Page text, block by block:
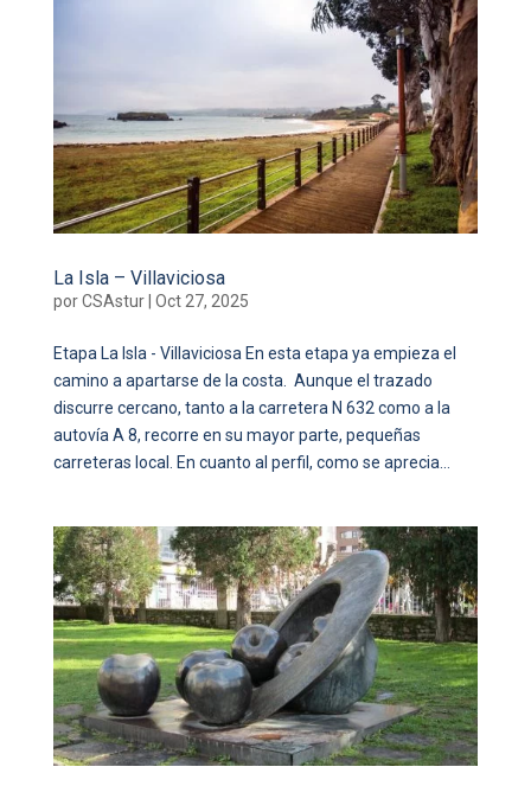
La Isla – Villaviciosa
porCSAstur| Oct 27, 2025
Etapa La Isla - Villaviciosa En esta etapa ya empieza el
camino a apartarse de la costa. Aunque el trazado
discurre cercano, tanto a la carretera N 632 como a la
autovía A 8, recorre en su mayor parte, pequeñas
carreteras local. En cuanto al perfil, como se aprecia...